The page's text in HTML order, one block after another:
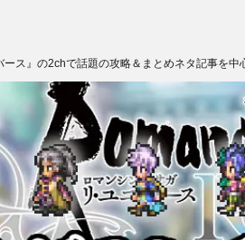
ス』の2chで話題の攻略＆まとめネタ記事を